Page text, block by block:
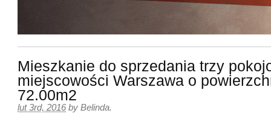
Mieszkanie do sprzedania trzy
miejscowości Warszawa o
72.00m2
lut 3rd, 2016 by Belinda.